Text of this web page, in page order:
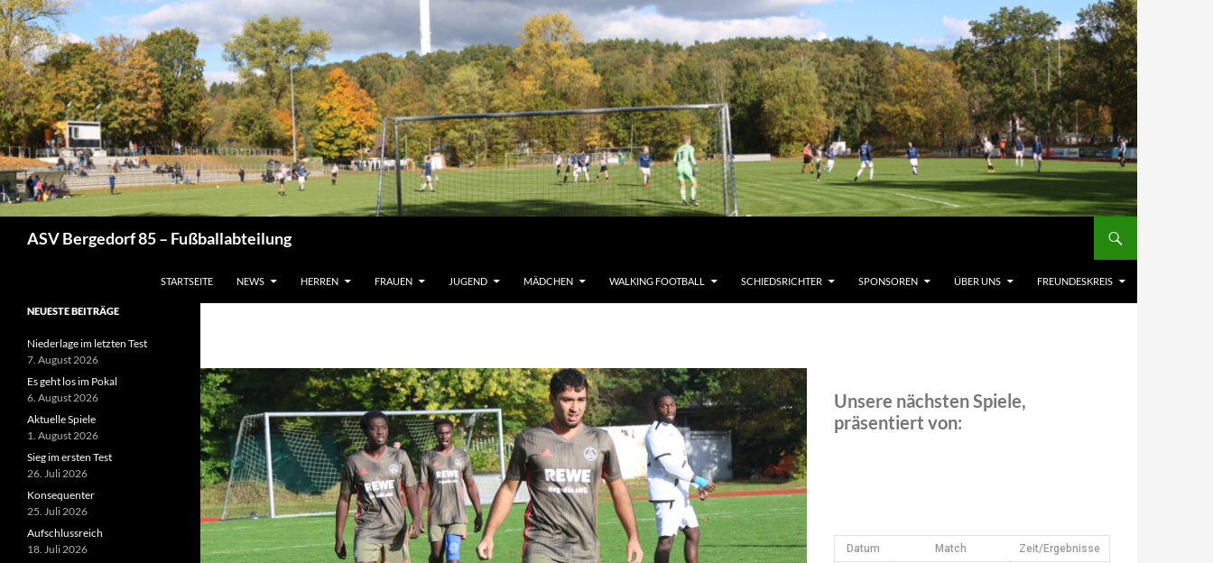
Zum
Inhalt
springen
ASV Bergedorf 85 – Fußballabteilung
STARTSEITE NEWS HERREN FRAUEN JUGEND MÄDCHEN WALKING FOOTBALL SCHIEDSRICHTER SPONSOREN ÜBER UNS FREUNDESKREIS
Unsere nächsten Spiele,
präsentiert von:
Datum Match Zeit/Ergebnisse
NEUESTE BEITRÄGE
Niederlage im letzten Test
7. August 2026
Es geht los im Pokal
6. August 2026
Aktuelle Spiele
1. August 2026
Sieg im ersten Test
26. Juli 2026
Konsequenter
25. Juli 2026
Aufschlussreich
18. Juli 2026